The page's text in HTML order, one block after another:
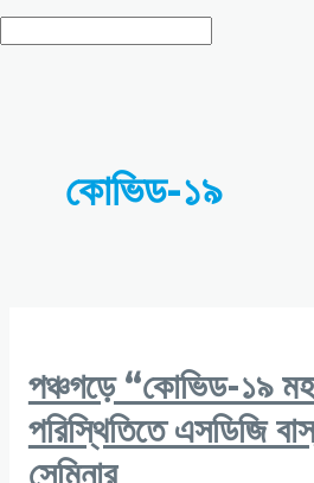
কোভিড-১৯
পঞ্চগড়ে “কোভিড-১৯
পরিস্থিতিতে এসডিজি
সেমিনার